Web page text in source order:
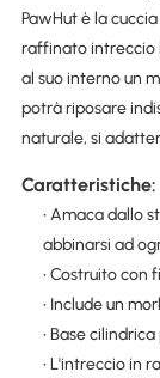
PawHut è la
raffinato intreccio
al suo interno un
potrà riposare
naturale, si
Caratteristiche:
• Amaca dallo
abbinarsi ad
• Costruito con
• Include un
• Base
• L'intreccio in